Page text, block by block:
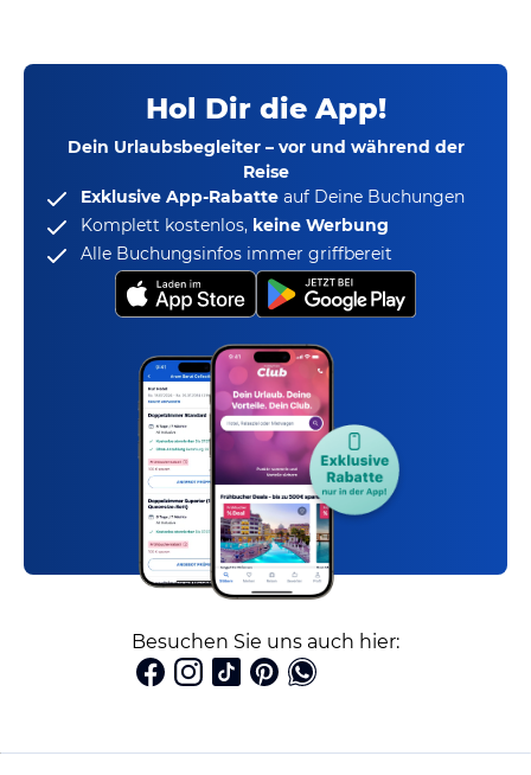
Hol Dir die App!
Dein Urlaubsbegleiter – vor und während der
Reise
Exklusive App-Rabatte auf Deine Buchungen
Komplett kostenlos, keine Werbung
Alle Buchungsinfos immer griffbereit
Besuchen Sie uns auch hier: